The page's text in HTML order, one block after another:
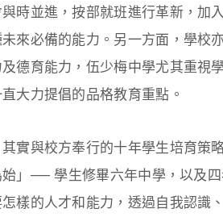
時並進，按部就班進行革新，加
來必備的能力。另一方面，學校
德育能力，伍少梅中學尤其重視
大力提倡的品格教育重點。
實與校方奉行的十年學生培育策
」── 學生修畢六年中學，以及
樣的人才和能力，透過自我認識